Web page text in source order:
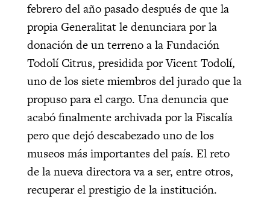
febrero del año pasado después de que la
propia Generalitat le denunciara por la
donación de un terreno a la Fundación
Todolí Citrus, presidida por Vicent Todolí,
uno de los siete miembros del jurado que la
propuso para el cargo. Una denuncia que
acabó finalmente archivada por la Fiscalía
pero que dejó descabezado uno de los
museos más importantes del país. El reto
de la nueva directora va a ser, entre otros,
recuperar el prestigio de la institución.